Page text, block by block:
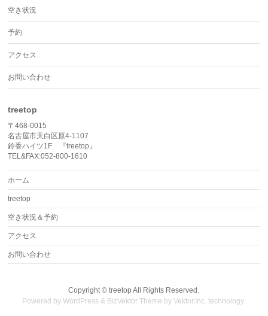
空き状況
予約
アクセス
お問い合わせ
treetop
〒468-0015
名古屋市天白区原4-1107
鈴香ハイツ1F 『treetop』
TEL&FAX:052-800-1610
ホーム
treetop
空き状況＆予約
アクセス
お問い合わせ
Copyright ©treetop All Rights Reserved.
Powered byWordPress & BizVektor Theme byVektor,Inc. technology.